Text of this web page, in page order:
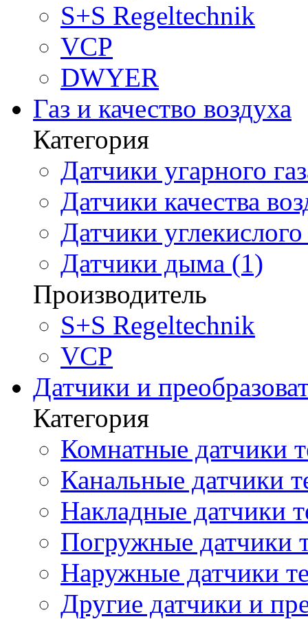
S+S Regeltechnik
VCP
DWYER
Газ и качество воздуха
Категория
Датчики угарного
Датчики качества
Датчики
Датчики дыма (1)
Производитель
S+S Regeltechnik
VCP
Датчики и
Категория
Комнатные датчики
Канальные датчики
Накладные датчики
Погружные датчики
Наружные датчики
Другие датчики и